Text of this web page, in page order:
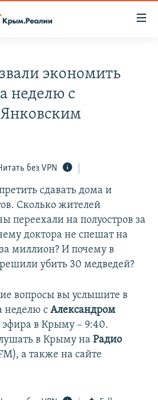
11 ИСТОРИЙ СОПРОТИВЛЕНИЯ
КРЫМА
экономить
неделю с
без VPN
сдавать дома и
Сколько жителей
переехали на полуостров за
доктора не спешат на
миллион? И почему в
убить 30 медведей?
вопросы вы услышите в
неделю с Александром
эфира в Крыму – 9:40.
в Крыму на Радио
а также на сайте